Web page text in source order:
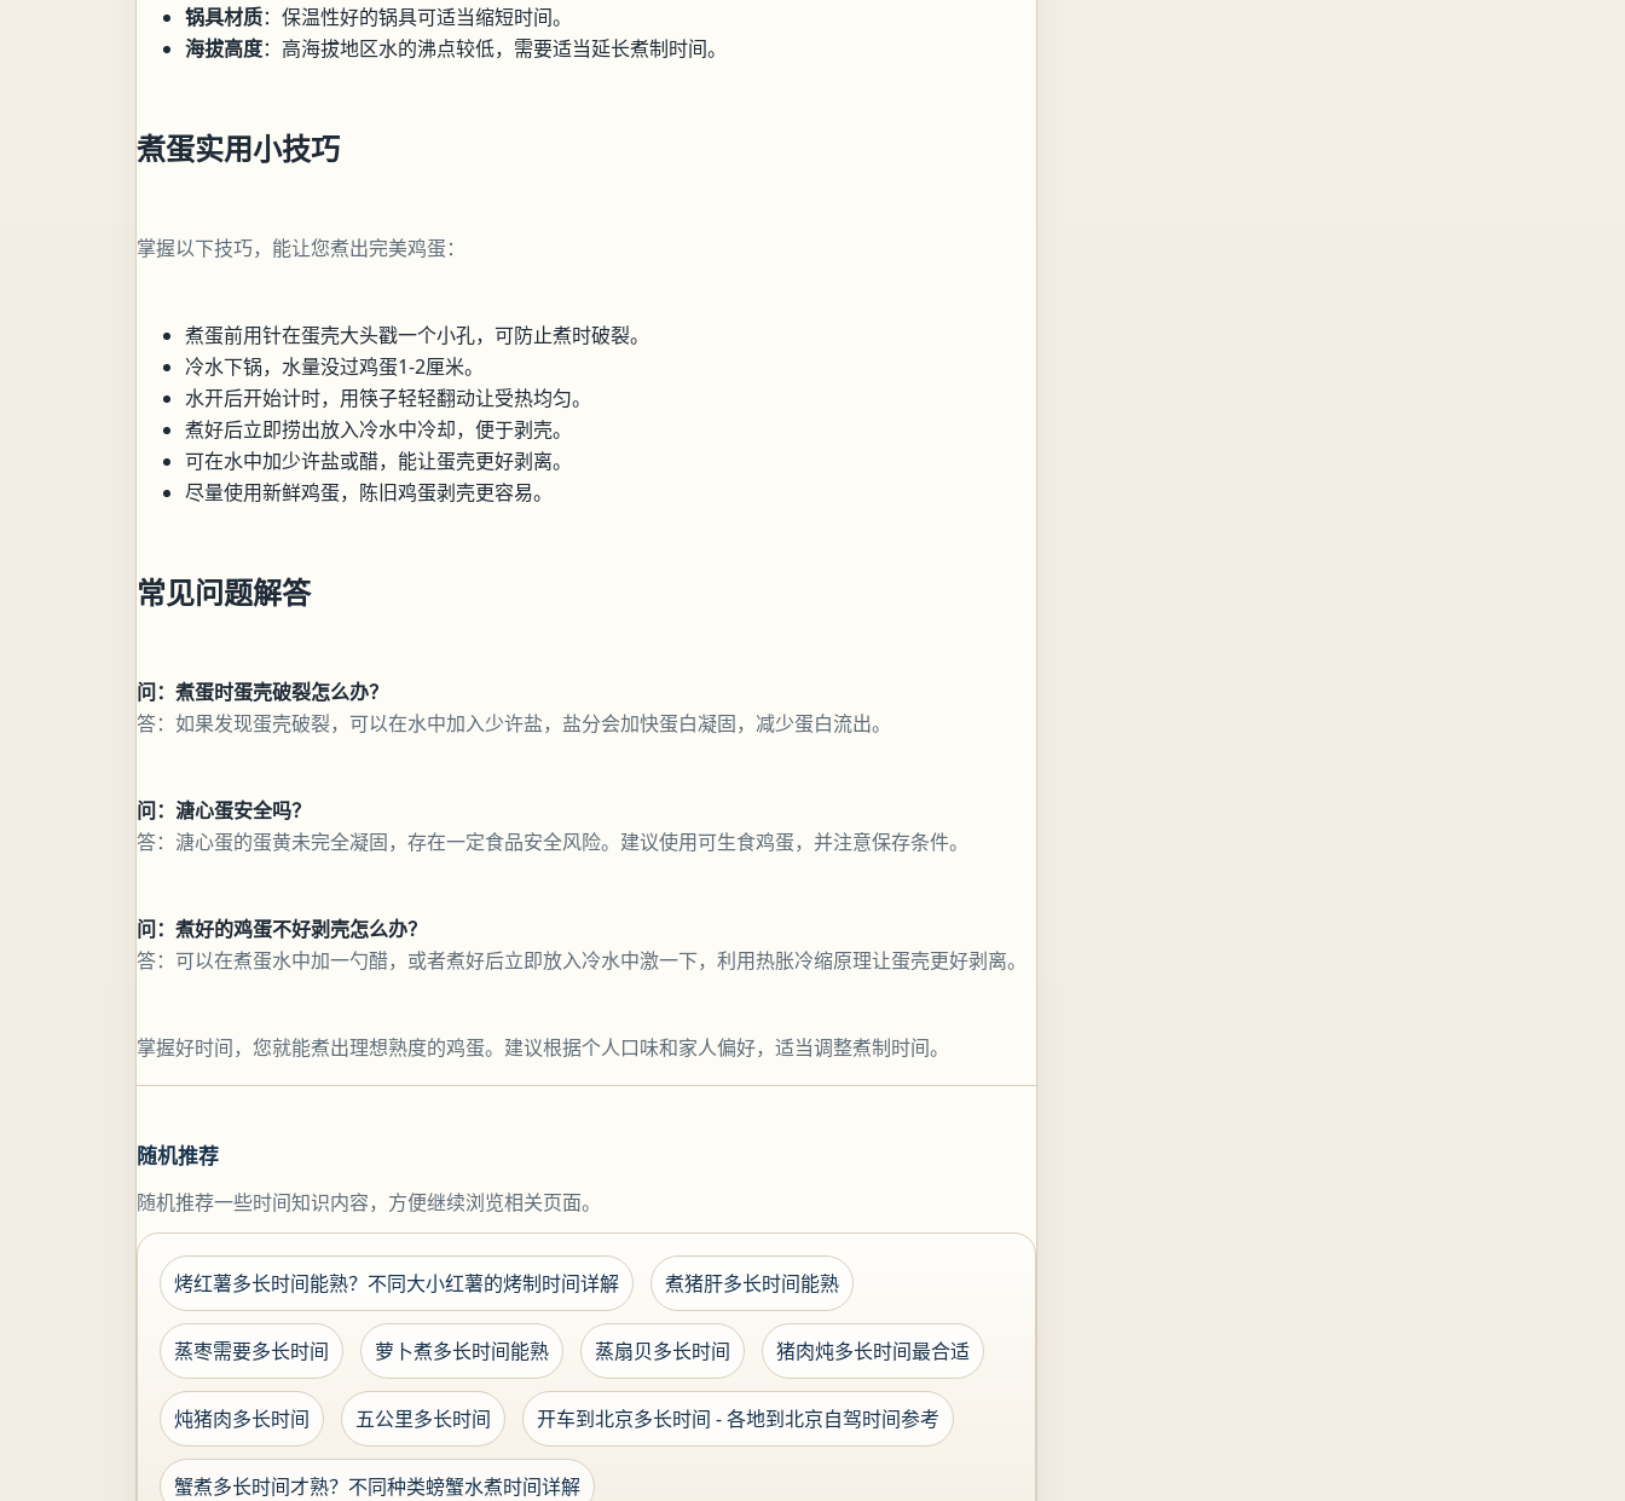
锅具材质：保温性好的锅具可适当缩短时间。
海拔高度：高海拔地区水的沸点较低，需要适当延长煮制时间。
煮蛋实用小技巧
掌握以下技巧，能让您煮出完美鸡蛋：
煮蛋前用针在蛋壳大头戳一个小孔，可防止煮时破裂。
冷水下锅，水量没过鸡蛋1-2厘米。
水开后开始计时，用筷子轻轻翻动让受热均匀。
煮好后立即捞出放入冷水中冷却，便于剥壳。
可在水中加少许盐或醋，能让蛋壳更好剥离。
尽量使用新鲜鸡蛋，陈旧鸡蛋剥壳更容易。
常见问题解答
问：煮蛋时蛋壳破裂怎么办？
答：如果发现蛋壳破裂，可以在水中加入少许盐，盐分会加快蛋白凝固，减少蛋白流出。
问：溏心蛋安全吗？
答：溏心蛋的蛋黄未完全凝固，存在一定食品安全风险。建议使用可生食鸡蛋，并注意保存条件。
问：煮好的鸡蛋不好剥壳怎么办？
答：可以在煮蛋水中加一勺醋，或者煮好后立即放入冷水中激一下，利用热胀冷缩原理让蛋壳更好剥离。
掌握好时间，您就能煮出理想熟度的鸡蛋。建议根据个人口味和家人偏好，适当调整煮制时间。
随机推荐
随机推荐一些时间知识内容，方便继续浏览相关页面。
烤红薯多长时间能熟？不同大小红薯的烤制时间详解 煮猪肝多长时间能熟
蒸枣需要多长时间 萝卜煮多长时间能熟 蒸扇贝多长时间 猪肉炖多长时间最合适
炖猪肉多长时间 五公里多长时间 开车到北京多长时间 - 各地到北京自驾时间参考
蟹煮多长时间才熟？不同种类螃蟹水煮时间详解